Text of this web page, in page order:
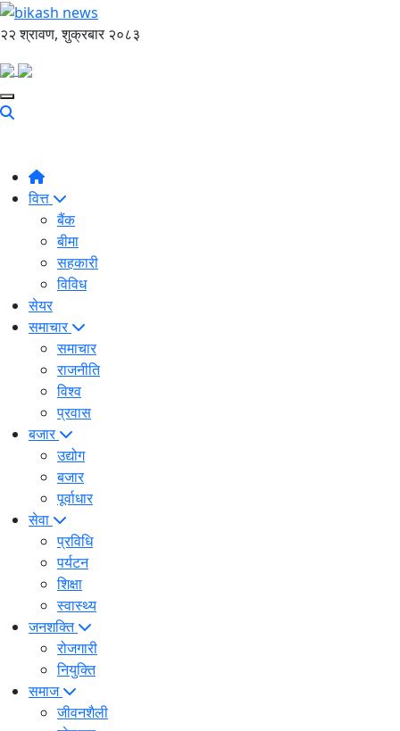
२२ श्रावण, शुक्रबार २०८३
वित्त
बैंक
बीमा
सहकारी
विविध
सेयर
समाचार
समाचार
राजनीति
विश्व
प्रवास
बजार
उद्योग
बजार
पूर्वाधार
सेवा
प्रविधि
पर्यटन
शिक्षा
स्वास्थ्य
जनशक्ति
रोजगारी
नियुक्ति
समाज
जीवनशैली